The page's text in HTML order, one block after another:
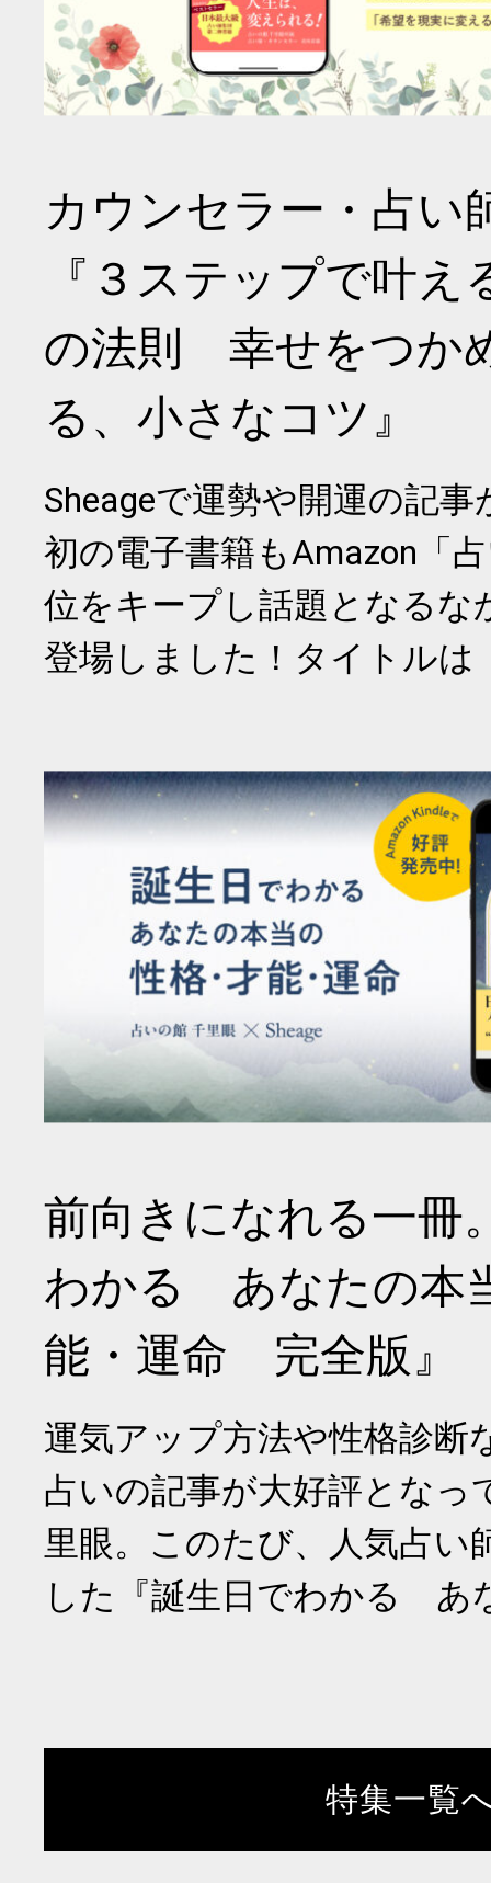
カウンセラー・占い
『３ステップで叶
の法則 幸せをつか
る、小さなコツ』
Sheageで運勢や開運の記
初の電子書籍もAmazon「
位をキープし話題となるな
登場しました！タイトルは
前向きになれる一冊
わかる あなたの本
能・運命 完全版』
運気アップ方法や性格診断
占いの記事が大好評となっ
里眼。このたび、人気占い
した『誕生日でわかる あ
特集一覧